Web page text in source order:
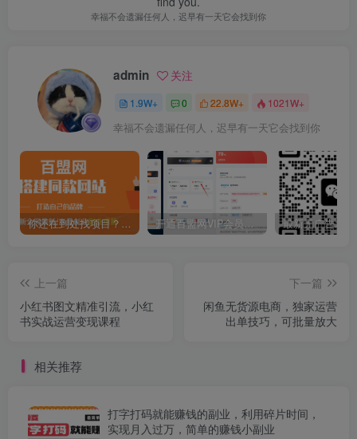
幸福不会遗漏任何人，迟早有一天它会找到你
admin 关注
1.9W+ 0 22.8W+ 1021W+
幸福不会遗漏任何人，迟早有一天它会找到你
你还在到处找项目？还在当韭菜？我靠卖项目一个月收入5万+，曾经我也是个失败者。 开通百盟网VIP会员，尊享全站资源免费下载，享70%的推广提成！！【限时五折优惠】
上一篇
小红书图文精准引流，小红
书实战运营变现课程
下一篇
闲鱼无货源电商，独家运营
出单技巧，可批量放大
相关推荐
打字打码就能赚钱的副业，利用碎片时间，
实现月入过万，简单的赚钱小副业